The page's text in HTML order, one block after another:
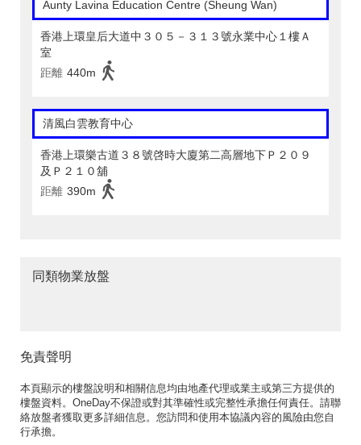
Aunty Lavina Education Centre (Sheung Wan)
香港上環皇后大道中３０５－３１３號永業中心１樓Ａ
室
距離 440m
清風白雲教育中心
香港上環樂古道３８號啓時大廈第二高層地下Ｐ２０９
及Ｐ２１０舖
距離 390m
同類物業放盤
免責聲明
本頁顯示的樓盤說明和相關信息均由地產代理或業主或第三方提供的
樓盤資料。OneDay不保證或對其準確性或完整性承擔任何責任。請聯
絡放盤者獲取更多詳細信息。您訪問和使用本協議內容的風險由您自
行承擔。